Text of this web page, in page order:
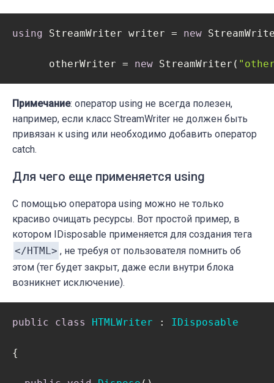
using StreamWriter writer = new
      otherWriter =
new StreamWriter(
Примечание: оператор using не всегда полезен,
например, если класс StreamWriter не должен быть
привязан к using или необходимо добавить оператор
catch.
Для чего еще применяется using
С помощью оператора using можно не только
красиво очищать ресурсы. Вот простой пример, в
котором IDisposable применяется для создания тега
</HTML> , не требуя от пользователя помнить об
этом (тег будет закрыт, даже если внутри блока
возникнет исключение).
public class HTMLWriter : IDisposable
{